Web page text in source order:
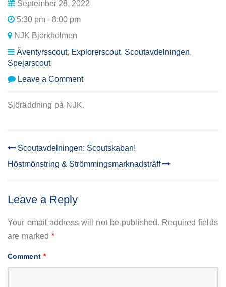
September 28, 2022
5:30 pm - 8:00 pm
NJK Björkholmen
Äventyrsscout, Explorerscout, Scoutavdelningen,
Spejarscout
Leave a Commenton
Avdelningsmöte:
Sjöräddning på NJK.
POST
NAVIGATION
Scoutavdelningen: Scoutskaban!
Höstmönstring & Strömmingsmarknadsträff
Leave a Reply
Your email address will not be published. Required fields
are marked*
Comment *